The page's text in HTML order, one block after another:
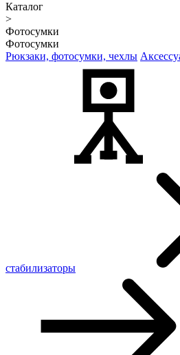
Каталог
>
Фотосумки
Фотосумки
Рюкзаки, фотосумки, чехлы
стабилизаторы